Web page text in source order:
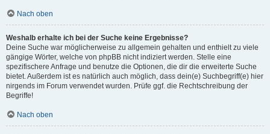
Nach oben
Weshalb erhalte ich bei der Suche keine Ergebnisse?
Deine Suche war möglicherweise zu allgemein gehalten und enthielt zu viele
gängige Wörter, welche von phpBB nicht indiziert werden. Stelle eine
spezifischere Anfrage und benutze die Optionen, die dir die erweiterte Suche
bietet. Außerdem ist es natürlich auch möglich, dass dein(e) Suchbegriff(e) hier
nirgends im Forum verwendet wurden. Prüfe ggf. die Rechtschreibung der
Begriffe!
Nach oben